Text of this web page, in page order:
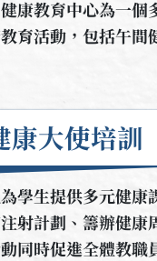
育中心為一個多
育活動，包括午間
康大使培訓
學生提供多元健康
射計劃、籌辦健康
同時促進全體教職